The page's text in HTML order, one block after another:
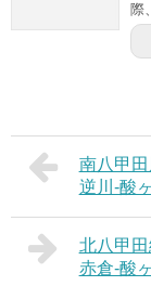
際
南八甲
逆川-酸
北八甲
赤倉-酸